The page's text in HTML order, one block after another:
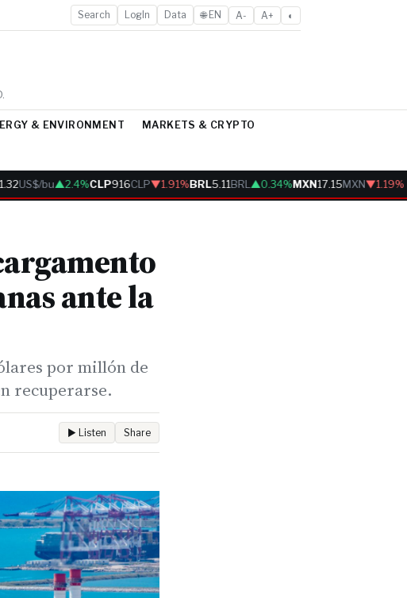
Search LogIn Data 🌐 EN A- A+ ◐
& ENVIRONMENT MARKETS & CRYPTO
US$/bu▲2.4%CLP916CLP▼1.91%BRL5.11BRL▲0.34%MXN17.15MXN▼1.19%
ante la
por millón de
recuperarse.
▶ Listen Share